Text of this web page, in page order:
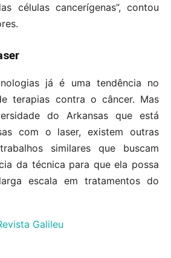
células cancerígenas”, contou
já é uma tendência no
terapias contra o câncer. Mas
do Arkansas que está
com o laser, existem outras
similares que buscam
da técnica para que ela possa
escala em tratamentos do
Galileu